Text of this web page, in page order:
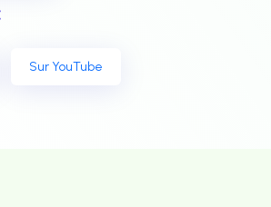
Sur YouTube